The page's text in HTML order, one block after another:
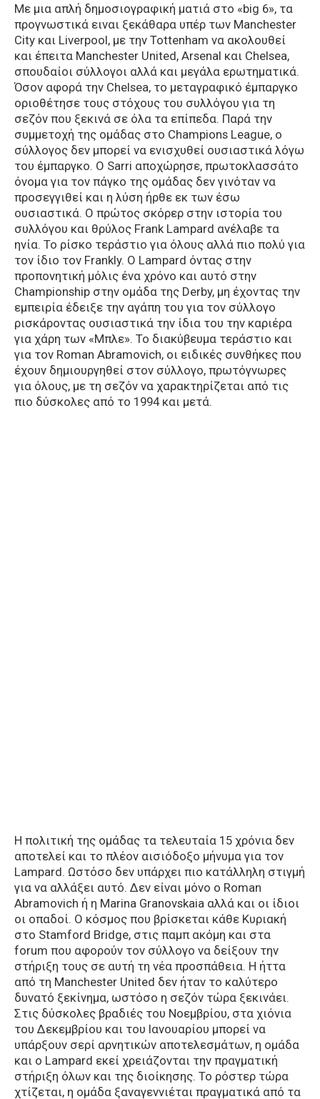
Με μια απλή δημοσιογραφική ματιά στο «big 6», τα
προγνωστικά ειναι ξεκάθαρα υπέρ των Manchester
City και Liverpool, με την Tottenham να ακολουθεί
και έπειτα Manchester United, Arsenal και Chelsea,
σπουδαίοι σύλλογοι αλλά και μεγάλα ερωτηματικά.
Όσον αφορά την Chelsea, το μεταγραφικό έμπαργκο
οριοθέτησε τους στόχους του συλλόγου για τη
σεζόν που ξεκινά σε όλα τα επίπεδα. Παρά την
συμμετοχή της ομάδας στο Champions League, ο
σύλλογος δεν μπορεί να ενισχυθεί ουσιαστικά λόγω
του έμπαργκο. Ο Sarri αποχώρησε, πρωτοκλασσάτο
όνομα για τον πάγκο της ομάδας δεν γινόταν να
προσεγγιθεί και η λύση ήρθε εκ των έσω
ουσιαστικά. Ο πρώτος σκόρερ στην ιστορία του
συλλόγου και θρύλος Frank Lampard ανέλαβε τα
ηνία. Το ρίσκο τεράστιο για όλους αλλά πιο πολύ για
τον ίδιο τον Frankly. O Lampard όντας στην
προπονητική μόλις ένα χρόνο και αυτό στην
Championship στην ομάδα της Derby, μη έχοντας την
εμπειρία έδειξε την αγάπη του για τον σύλλογο
ρισκάροντας ουσιαστικά την ίδια του την καριέρα
για χάρη των «Μπλε». Το διακύβευμα τεράστιο και
για τον Roman Abramovich, οι ειδικές συνθήκες που
έχουν δημιουργηθεί στον σύλλογο, πρωτόγνωρες
για όλους, με τη σεζόν να χαρακτηρίζεται από τις
πιο δύσκολες από το 1994 και μετά.
Η πολιτική της ομάδας τα τελευταία 15 χρόνια δεν
αποτελεί και το πλέον αισιόδοξο μήνυμα για τον
Lampard. Ωστόσο δεν υπάρχει πιο κατάλληλη στιγμή
για να αλλάξει αυτό. Δεν είναι μόνο ο Roman
Abramovich ή η Marina Granovskaia αλλά και οι ίδιοι
οι οπαδοί. Ο κόσμος που βρίσκεται κάθε Κυριακή
στο Stamford Bridge, στις παμπ ακόμη και στα
forum που αφορούν τον σύλλογο να δείξουν την
στήριξη τους σε αυτή τη νέα προσπάθεια. Η ήττα
από τη Manchester United δεν ήταν το καλύτερο
δυνατό ξεκίνημα, ωστόσο η σεζόν τώρα ξεκινάει.
Στις δύσκολες βραδιές του Νοεμβρίου, στα χιόνια
του Δεκεμβρίου και του Ιανουαρίου μπορεί να
υπάρξουν σερί αρνητικών αποτελεσμάτων, η ομάδα
και ο Lampard εκεί χρειάζονται την πραγματική
στήριξη όλων και της διοίκησης. Το ρόστερ τώρα
χτίζεται, η ομάδα ξαναγεννιέται πραγματικά από τα